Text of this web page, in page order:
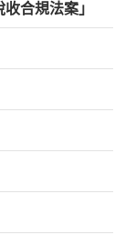
合規法案」